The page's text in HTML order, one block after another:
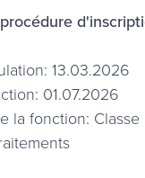
13.03.2026
01.07.2026
la fonction: Classe